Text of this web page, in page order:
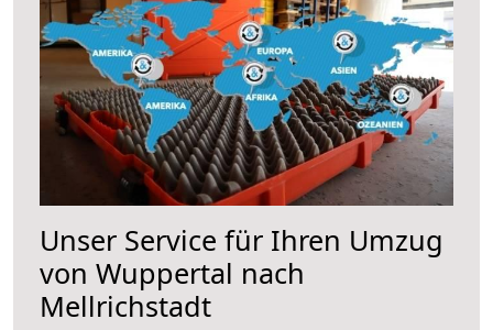
Unser Service für Ihren Umzug
von Wuppertal nach
Mellrichstadt